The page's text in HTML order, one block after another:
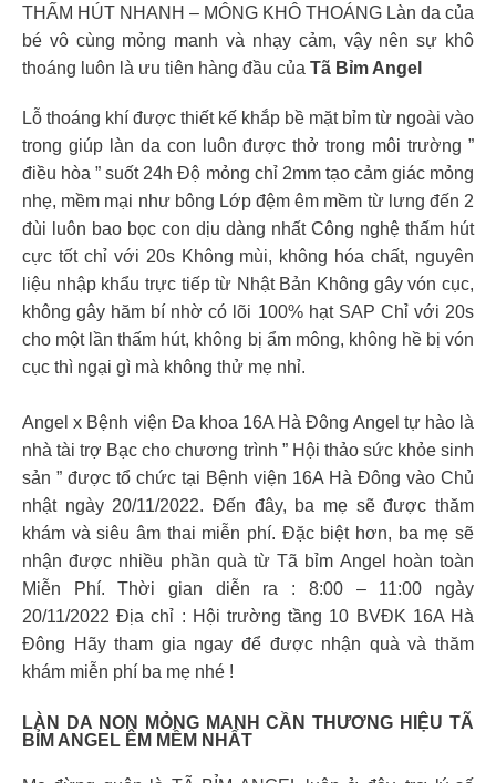
THẤM HÚT NHANH – MÔNG KHÔ THOÁNG Làn da của
bé vô cùng mỏng manh và nhạy cảm, vậy nên sự khô
thoáng luôn là ưu tiên hàng đầu của Tã Bỉm Angel
Lỗ thoáng khí được thiết kế khắp bề mặt bỉm từ ngoài vào
trong giúp làn da con luôn được thở trong môi trường ”
điều hòa ” suốt 24h Độ mỏng chỉ 2mm tạo cảm giác mỏng
nhẹ, mềm mại như bông Lớp đệm êm mềm từ lưng đến 2
đùi luôn bao bọc con dịu dàng nhất Công nghệ thấm hút
cực tốt chỉ với 20s Không mùi, không hóa chất, nguyên
liệu nhập khẩu trực tiếp từ Nhật Bản Không gây vón cục,
không gây hăm bí nhờ có lõi 100% hạt SAP Chỉ với 20s
cho một lần thấm hút, không bị ẩm mông, không hề bị vón
cục thì ngại gì mà không thử mẹ nhỉ.
Angel x Bệnh viện Đa khoa 16A Hà Đông Angel tự hào là
nhà tài trợ Bạc cho chương trình ” Hội thảo sức khỏe sinh
sản ” được tổ chức tại Bệnh viện 16A Hà Đông vào Chủ
nhật ngày 20/11/2022. Đến đây, ba mẹ sẽ được thăm
khám và siêu âm thai miễn phí. Đặc biệt hơn, ba mẹ sẽ
nhận được nhiều phần quà từ Tã bỉm Angel hoàn toàn
Miễn Phí. Thời gian diễn ra : 8:00 – 11:00 ngày
20/11/2022 Địa chỉ : Hội trường tầng 10 BVĐK 16A Hà
Đông Hãy tham gia ngay để được nhận quà và thăm
khám miễn phí ba mẹ nhé !
LÀN DA NON MỎNG MANH CẦN THƯƠNG HIỆU TÃ
BỈM ANGEL ÊM MỀM NHẤT